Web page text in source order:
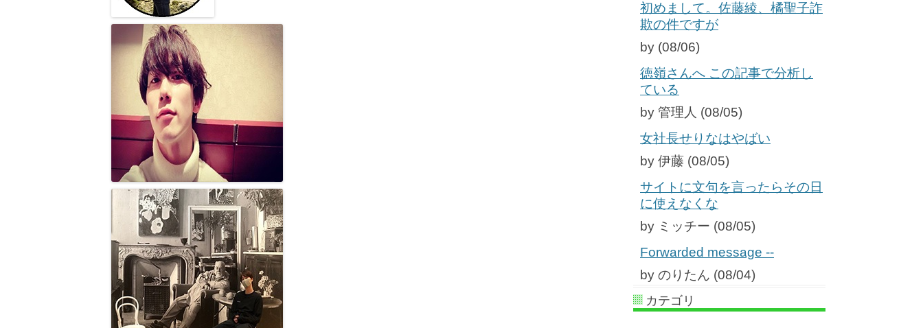
初めまして。佐藤綾、橘聖子詐
欺の件ですが
by (08/06)
徳嶺さんへ この記事で分析し
ている
by 管理人 (08/05)
女社長せりなはやばい
by 伊藤 (08/05)
サイトに文句を言ったらその日
に使えなくな
by ミッチー (08/05)
Forwarded message --
by のりたん (08/04)
カテゴリ